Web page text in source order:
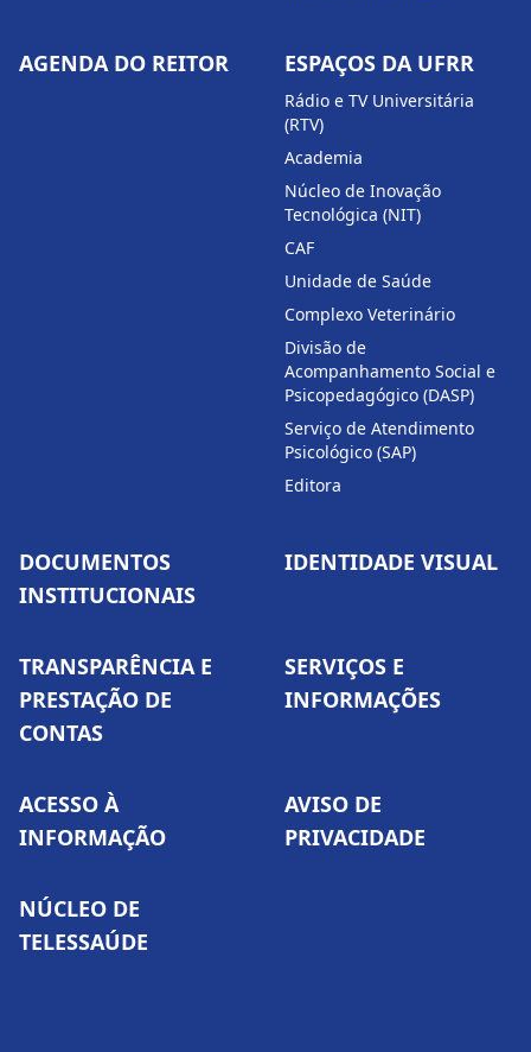
AGENDA DO REITOR ESPAÇOS DA UFRR
Rádio e TV Universitária
(RTV)
Academia
Núcleo de Inovação
Tecnológica (NIT)
CAF
Unidade de Saúde
Complexo Veterinário
Divisão de
Acompanhamento Social e
Psicopedagógico (DASP)
Serviço de Atendimento
Psicológico (SAP)
Editora
DOCUMENTOS
INSTITUCIONAIS
IDENTIDADE VISUAL
TRANSPARÊNCIA E
PRESTAÇÃO DE
CONTAS
SERVIÇOS E
INFORMAÇÕES
ACESSO À
INFORMAÇÃO
AVISO DE
PRIVACIDADE
NÚCLEO DE
TELESSAÚDE